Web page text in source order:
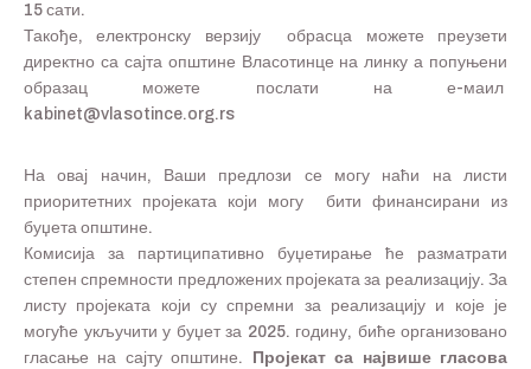
15 сати.
Такође, електронску верзију обрасца можете преузети
директно са сајта општине Власотинце на линку а попуњени
образац можете послати на е-маил
kabinet@vlasotince.org.rs
На овај начин, Ваши предлози се могу наћи на листи
приоритетних пројеката који могу бити финансирани из
буџета општине.
Комисија за партиципативно буџетирање ће разматрати
степен спремности предложених пројеката за реализацију. За
листу пројеката који су спремни за реализацију и које је
могуће укључити у буџет за 2025. годину, биће организовано
гласање на сајту општине.
Пројекат са највише гласова